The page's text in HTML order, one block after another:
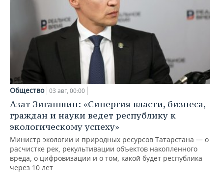
Общество 03 авг, 00:00
Азат Зиганшин: «Синергия власти, бизнеса,
граждан и науки ведет республику к
экологическому успеху»
Министр экологии и природных ресурсов Татарстана — о
расчистке рек, рекультивации объектов накопленного
вреда, о цифровизации и о том, какой будет республика
через 10 лет